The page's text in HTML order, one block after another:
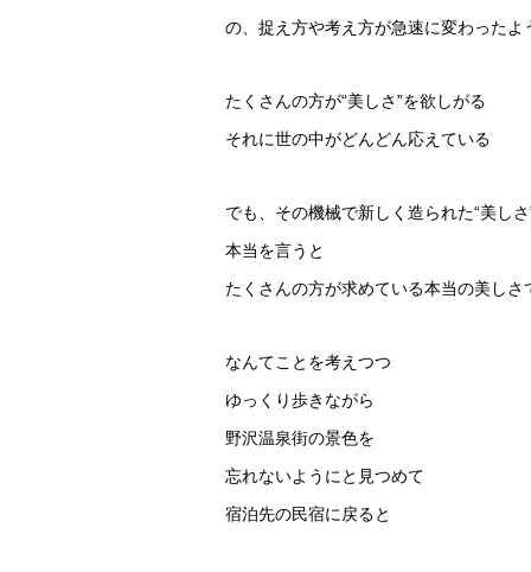
の、捉え方や考え方が急速に変わったよ
たくさんの方が“美しさ”を欲しがる
それに世の中がどんどん応えている
でも、その機械で新しく造られた“美し
本当を言うと
たくさんの方が求めている本当の美し
なんてことを考えつつ
ゆっくり歩きながら
野沢温泉街の景色を
忘れないようにと見つめて
宿泊先の民宿に戻ると